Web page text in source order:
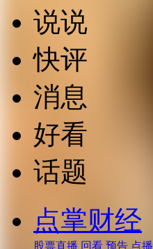
说说
快评
消息
好看
话题
点掌财经
股票直播 回看 预告 点播